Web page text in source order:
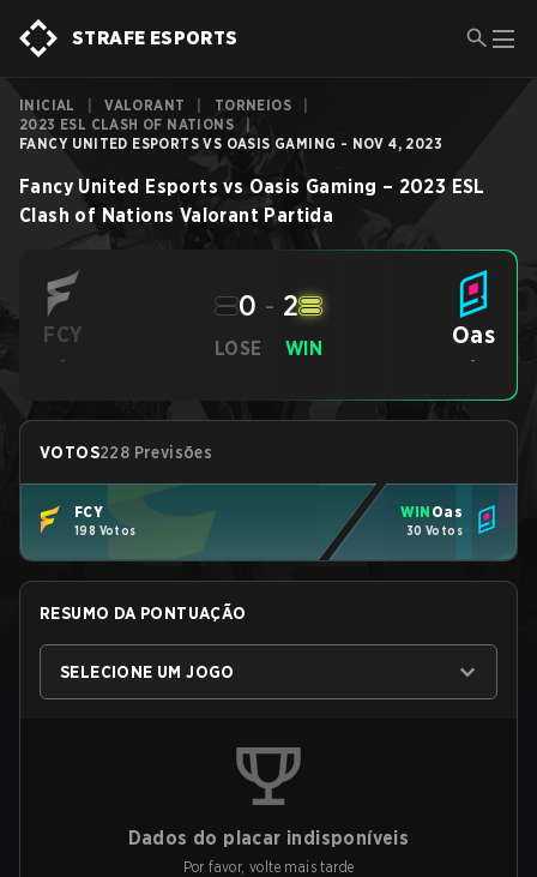
STRAFE ESPORTS
INICIAL VALORANT TORNEIOS
2023 ESL CLASH OF NATIONS
FANCY UNITED ESPORTS VS OASIS GAMING - NOV 4, 2023
Fancy United Esports vs Oasis Gaming – 2023 ESL
Clash of Nations Valorant Partida
FCY
-
LOSE
0 - 2
WIN Oas
-
VOTOS228 Previsões
FCY
198 Votos
WIN Oas
30 Votos
RESUMO DA PONTUAÇÃO
SELECIONE UM JOGO
Dados do placar indisponíveis
Por favor, volte mais tarde